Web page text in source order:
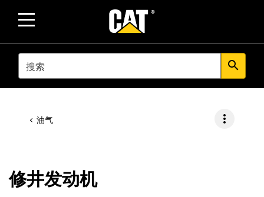
SEARCH search
油气 more_vert
修井发动机